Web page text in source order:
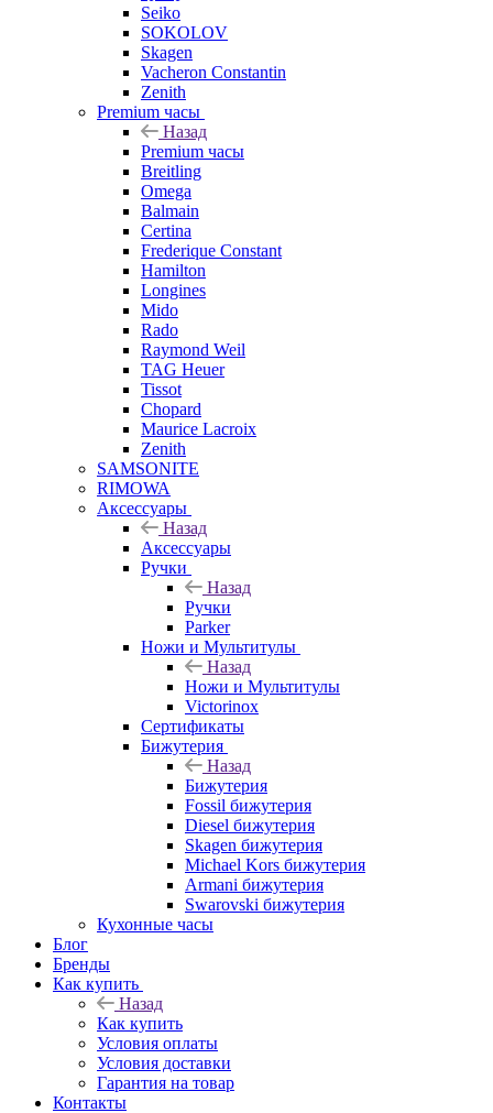
Seiko
SOKOLOV
Skagen
Vacheron Constantin
Zenith
Premium часы
Назад
Premium часы
Breitling
Omega
Balmain
Certina
Frederique Constant
Hamilton
Longines
Mido
Rado
Raymond Weil
TAG Heuer
Tissot
Chopard
Maurice Lacroix
Zenith
SAMSONITE
RIMOWA
Аксессуары
Назад
Аксессуары
Ручки
Назад
Ручки
Parker
Ножи и Мультитулы
Назад
Ножи и Мультитулы
Victorinox
Сертификаты
Бижутерия
Назад
Бижутерия
Fossil бижутерия
Diesel бижутерия
Skagen бижутерия
Michael Kors бижутерия
Armani бижутерия
Swarovski бижутерия
Кухонные часы
Блог
Бренды
Как купить
Назад
Как купить
Условия оплаты
Условия доставки
Гарантия на товар
Контакты